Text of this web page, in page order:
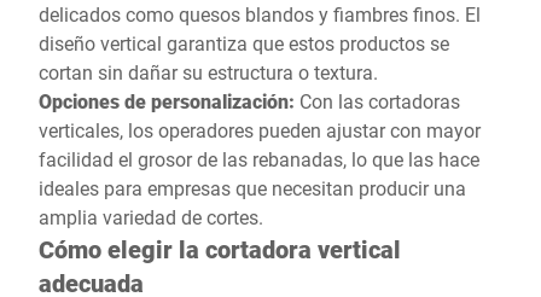
delicados como quesos blandos y fiambres finos. El
diseño vertical garantiza que estos productos se
cortan sin dañar su estructura o textura.
Opciones de personalización: Con las cortadoras
verticales, los operadores pueden ajustar con mayor
facilidad el grosor de las rebanadas, lo que las hace
ideales para empresas que necesitan producir una
amplia variedad de cortes.
Cómo elegir la cortadora vertical
adecuada